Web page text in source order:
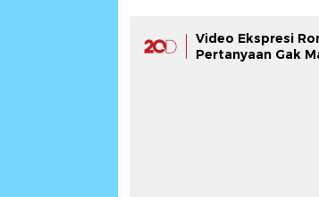
Video Ekspresi
Pertanyaan Gak